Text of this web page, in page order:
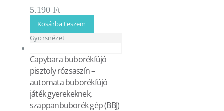
5.190 Ft
Kosárba teszem
Gyorsnézet
Capybara buborékfújó
pisztoly rózsaszín –
automata buborékfújó
játék gyerekeknek,
szappanbuborék gép (BBJ)